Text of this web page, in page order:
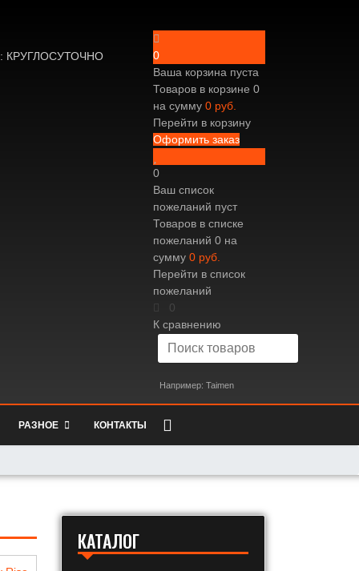
КРУГЛОСУТОЧНО
0
Ваша корзина пуста
Товаров в корзине 0
на сумму 0 руб.
Перейти в корзину
Оформить заказ
0
Ваш список
пожеланий пуст
Товаров в списке
пожеланий 0 на
сумму 0 руб.
Перейти в список
пожеланий
0
К сравнению
Например: Taimen
РАЗНОЕ КОНТАКТЫ
КАТАЛОГ